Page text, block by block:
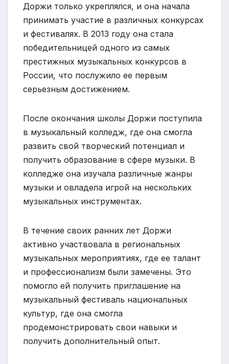
Доржи только укреплялся, и она начала
принимать участие в различных конкурсах
и фестивалях. В 2013 году она стала
победительницей одного из самых
престижных музыкальных конкурсов в
России, что послужило ее первым
серьезным достижением.
После окончания школы Доржи поступила
в музыкальный колледж, где она смогла
развить свой творческий потенциал и
получить образование в сфере музыки. В
колледже она изучала различные жанры
музыки и овладела игрой на нескольких
музыкальных инструментах.
В течение своих ранних лет Доржи
активно участвовала в региональных
музыкальных мероприятиях, где ее талант
и профессионализм были замечены. Это
помогло ей получить приглашение на
музыкальный фестиваль национальных
культур, где она смогла
продемонстрировать свои навыки и
получить дополнительный опыт.